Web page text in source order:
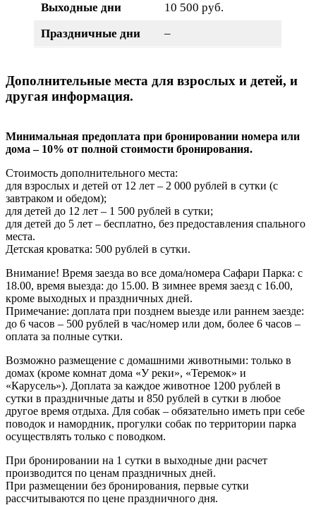
Выходные дни
10 500 руб.
Праздничные дни
–
Дополнительные места для взрослых и детей, и
другая информация.
Минимальная предоплата при бронировании номера или
дома – 10% от полной стоимости бронирования.
Стоимость дополнительного места:
для взрослых и детей от 12 лет – 2 000 рублей в сутки (с
завтраком и обедом);
для детей до 12 лет – 1 500 рублей в сутки;
для детей до 5 лет – бесплатно, без предоставления спального
места.
Детская кроватка: 500 рублей в сутки.
Внимание! Время заезда во все дома/номера Сафари Парка: с
18.00, время выезда: до 15.00. В зимнее время заезд с 16.00,
кроме выходных и праздничных дней.
Примечание: доплата при позднем выезде или раннем заезде:
до 6 часов – 500 рублей в час/номер или дом, более 6 часов –
оплата за полные сутки.
Возможно размещение с домашними животными: только в
домах (кроме комнат дома «У реки», «Теремок» и
«Карусель»). Доплата за каждое животное 1200 рублей в
сутки в праздничные даты и 850 рублей в сутки в любое
другое время отдыха. Для собак – обязательно иметь при себе
поводок и намордник, прогулки собак по территории парка
осуществлять только с поводком.
При бронировании на 1 сутки в выходные дни расчет
производится по ценам праздничных дней.
При размещении без бронирования, первые сутки
рассчитываются по цене праздничного дня.